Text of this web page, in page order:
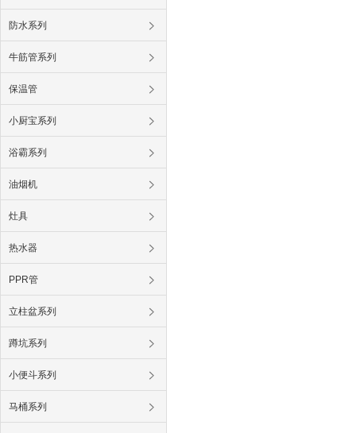
防水系列
牛筋管系列
保温管
小厨宝系列
浴霸系列
油烟机
灶具
热水器
PPR管
立柱盆系列
蹲坑系列
小便斗系列
马桶系列